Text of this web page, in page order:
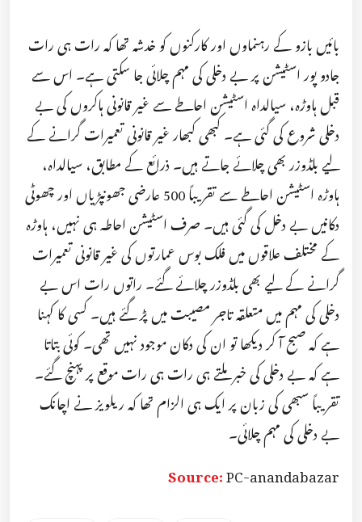
بائیں بازو کے رہنماوں اور کارکنوں کو خدشہ تھا کہ رات ہی رات
جادو پور اسٹیشن پر بے دخلی کی مہم چلائی جا سکتی ہے۔ اس سے
قبل ہاوڑہ، سیالداہ اسٹیشن احاطے سے غیر قانونی ہاکروں کی بے
دخلی شروع کی گئی ہے۔ کبھی کبھار غیر قانونی تعمیرات گرانے کے
لیے بلڈوزر بھی چلائے جاتے ہیں۔ ذرائع کے مطابق، سیالداہ،
ہاوڑہ اسٹیشن احاطے سے تقریباً 500 عارضی جھونپڑیاں اور چھوٹی
دکانیں بے دخل کی گئی ہیں۔ صرف اسٹیشن احاطہ ہی نہیں، ہاوڑہ
کے مختلف علاقوں میں فلک بوس عمارتوں کی غیر قانونی تعمیرات
گرانے کے لیے بھی بلڈوزر چلائے گئے۔ راتوں رات اس بے
دخلی کی مہم میں متعلقہ تاجر مصیبت میں پڑ گئے ہیں۔ کسی کا کہنا
ہے کہ صبح آ کر دیکھا تو ان کی دکان موجود نہیں تھی۔ کوئی بتاتا
ہے کہ بے دخلی کی خبر ملتے ہی رات ہی رات موقع پر پہنچ گئے۔
تقریباً سبھی کی زبان پر ایک ہی الزام تھا کہ ریلویز نے اچانک
بے دخلی کی مہم چلائی۔
Source:PC-anandabazar